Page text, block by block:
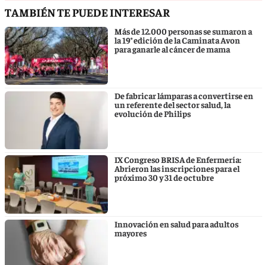
TAMBIÉN TE PUEDE INTERESAR
Más de 12.000 personas se sumaron a
la 19° edición de la Caminata Avon
para ganarle al cáncer de mama
De fabricar lámparas a convertirse en
un referente del sector salud, la
evolución de Philips
IX Congreso BRISA de Enfermería:
Abrieron las inscripciones para el
próximo 30 y 31 de octubre
Innovación en salud para adultos
mayores